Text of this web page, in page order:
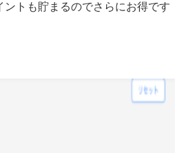
ントも貯まるのでさらにお得です